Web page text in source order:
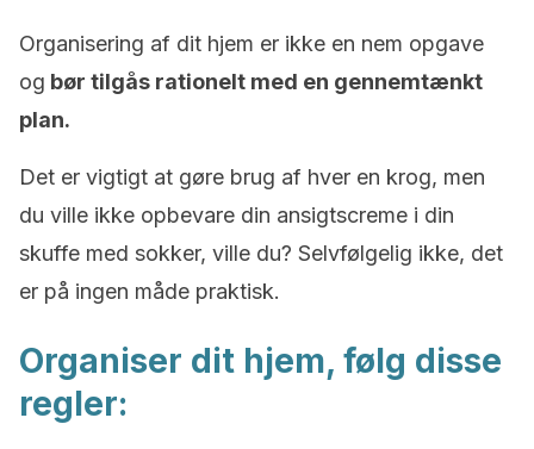
Organisering af dit hjem er ikke en nem opgave
og bør tilgås rationelt med en gennemtænkt
plan.
Det er vigtigt at gøre brug af hver en krog, men
du ville ikke opbevare din ansigtscreme i din
skuffe med sokker, ville du? Selvfølgelig ikke, det
er på ingen måde praktisk.
Organiser dit hjem, følg disse
regler: